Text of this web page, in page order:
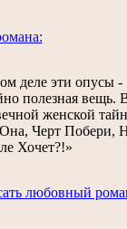
деле эти опусы -
полезная вещь.
женской
Черт Побери,
Хочет?!»
любовный